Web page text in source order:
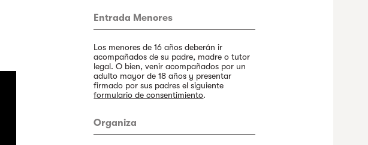
Entrada Menores
Los menores de 16 años deberán ir
acompañados de su padre, madre o tutor
legal. O bien, venir acompañados por un
adulto mayor de 18 años y presentar
firmado por sus padres el siguiente
formulario de consentimiento.
Organiza